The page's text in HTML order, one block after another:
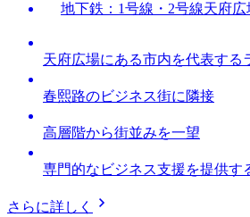
地下鉄：1号線・2号線天府広
天府広場にある市内を代表する
春熙路のビジネス街に隣接
高層階から街並みを一望
専門的なビジネス支援を提供す
さらに詳しく